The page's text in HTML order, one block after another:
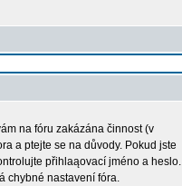
na fóru zakázána činnost (v
a ptejte se na důvody. Pokud jste
přihlaąovací jméno a heslo.
chybné nastavení fóra.